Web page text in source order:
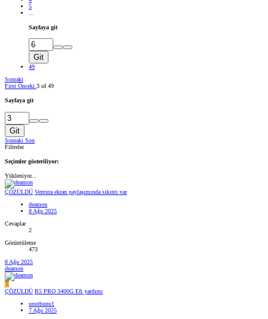
5
Sayfaya git
Git
49
Sonraki
First Önceki 3 of 49
Sayfaya git
Git
Sonraki Son
Filtreler
Seçimler gösteriliyor:
Yükleniyor...
ÇÖZÜLDÜ Ventura ekran paylaşımında sıkıntı var
deamon
8 Ağu 2025
Cevaplar
2
Görüntüleme
473
8 Ağu 2025
deamon
U
ÇÖZÜLDÜ R5 PRO 3400G Efi yardımı
unutbunu1
7 Ağu 2025